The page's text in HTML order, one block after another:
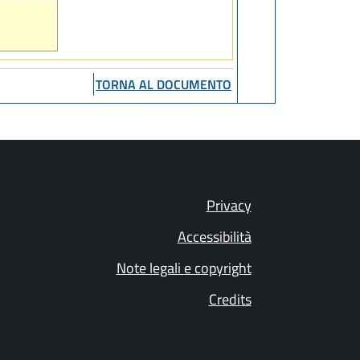
TORNA AL DOCUMENTO
Privacy
Accessibilità
Note legali e copyright
Credits